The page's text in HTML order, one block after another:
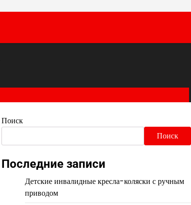
Поиск
Поиск
Последние записи
Детские инвалидные кресла-коляски с ручным
приводом